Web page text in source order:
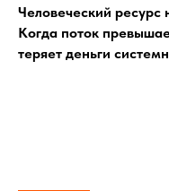
Человеческий ресурс
Когда поток
теряет деньги